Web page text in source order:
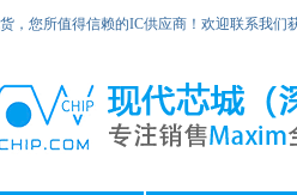
，您所值得信赖的IC供应商！欢迎联系我们